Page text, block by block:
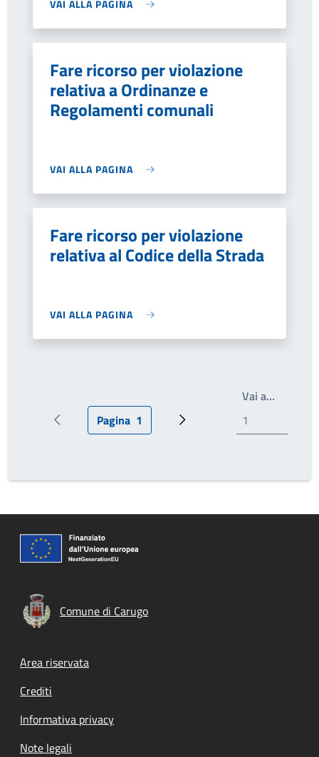
VAI ALLA PAGINA
Fare ricorso per violazione
relativa a Ordinanze e
Regolamenti comunali
VAI ALLA PAGINA
Fare ricorso per violazione
relativa al Codice della Strada
VAI ALLA PAGINA
Pagina precedentePagina attuale
Pagina 1 Prossima pagina
Vai a…
Comune di Carugo
Footer menu
Area riservata
Crediti
Informativa privacy
Note legali